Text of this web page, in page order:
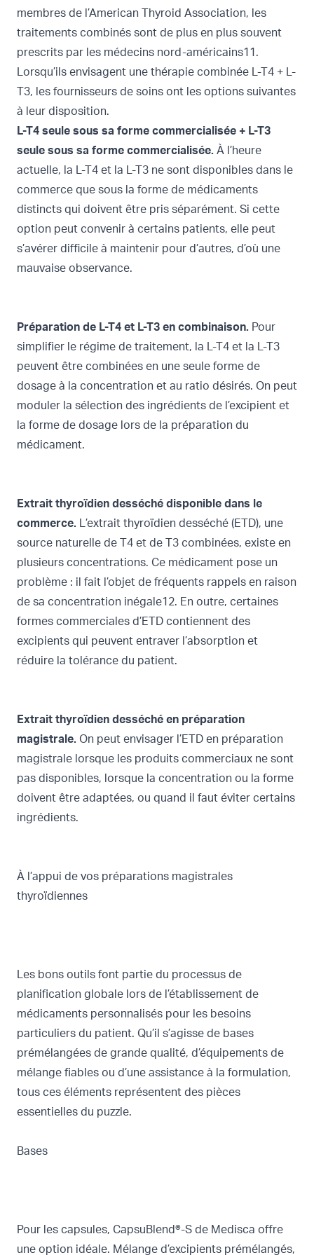
membres de l’American Thyroid Association, les
traitements combinés sont de plus en plus souvent
prescrits par les médecins nord-américains11.
Lorsqu’ils envisagent une thérapie combinée L-T4 + L-
T3, les fournisseurs de soins ont les options suivantes
à leur disposition.
L-T4 seule sous sa forme commercialisée + L-T3
seule sous sa forme commercialisée. À l’heure
actuelle, la L-T4 et la L-T3 ne sont disponibles dans le
commerce que sous la forme de médicaments
distincts qui doivent être pris séparément. Si cette
option peut convenir à certains patients, elle peut
s’avérer difficile à maintenir pour d’autres, d’où une
mauvaise observance.
Préparation de L-T4 et L-T3 en combinaison. Pour
simplifier le régime de traitement, la L-T4 et la L-T3
peuvent être combinées en une seule forme de
dosage à la concentration et au ratio désirés. On peut
moduler la sélection des ingrédients de l’excipient et
la forme de dosage lors de la préparation du
médicament.
Extrait thyroïdien desséché disponible dans le
commerce.
L’extrait thyroïdien desséché (ETD), une
source naturelle de T4 et de T3 combinées, existe en
plusieurs concentrations. Ce médicament pose un
problème : il fait l’objet de fréquents rappels en raison
de sa concentration inégale12. En outre, certaines
formes commerciales d’ETD contiennent des
excipients qui peuvent entraver l’absorption et
réduire la tolérance du patient.
Extrait thyroïdien desséché en préparation
magistrale. On peut envisager l’ETD en préparation
magistrale lorsque les produits commerciaux ne sont
pas disponibles, lorsque la concentration ou la forme
doivent être adaptées, ou quand il faut éviter certains
ingrédients.
À l’appui de vos préparations magistrales
thyroïdiennes
Les bons outils font partie du processus de
planification globale lors de l’établissement de
médicaments personnalisés pour les besoins
particuliers du patient. Qu’il s’agisse de bases
prémélangées de grande qualité, d’équipements de
mélange fiables ou d’une assistance à la formulation,
tous ces éléments représentent des pièces
essentielles du puzzle.
Bases
Pour les capsules, CapsuBlend®-S de Medisca offre
une option idéale. Mélange d’excipients prémélangés,